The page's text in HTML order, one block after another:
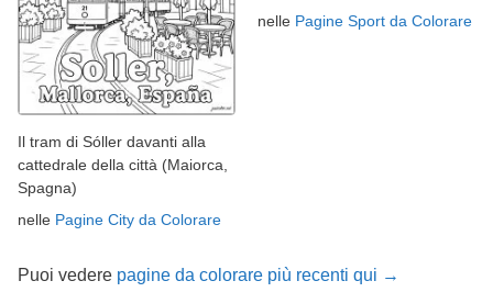
Il tram di Sóller davanti alla
cattedrale della città (Maiorca,
Spagna)
nelle Pagine City da Colorare
nelle Pagine Sport da Colorare
Puoi vedere pagine da colorare più recenti qui →